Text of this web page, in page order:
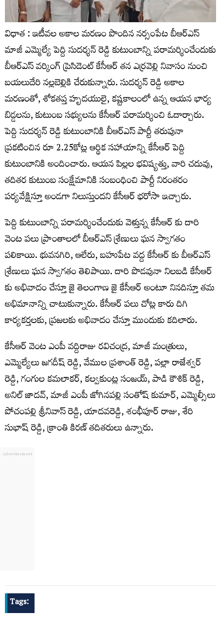
విధాత : ఇటీవల అకాల మరణం పొందిన నర్సంపేట బీఆర్ఎస్
మాజీ ఎమ్మెల్యే పెద్ది సుదర్శన్ రెడ్డి కుటుంబాన్ని పరామర్శించేందుకు
బీఆర్ఎస్ వర్కింగ్ ప్రెసిడెంట్ కేసీఆర్ తన ఎర్రవెల్లి నివాసం నుంచి
బయలుదేరి నల్లబెల్లికి చేరుకున్నారు. సుదర్శన్ రెడ్డి అకాల
మరణంతో, శోకతప్త హృదయులై, కష్టకాలంలో ఉన్న ఆయన భార్య
బిడ్డలను, కుటుంబ సభ్యులను కేసీఆర్ పరామర్శించి ఓదార్చారు.
పెద్ది సుదర్శన్ రెడ్డి కుటుంబానికి బీఆర్ఎస్ పార్టీ తరుపునా
ప్రకటించిన రూ 2.25కోట్ల ఆర్థిక సహాయాన్ని కేసీఆర్ పెద్ది
కుటుంబానికి అందించారు. ఆయన పిల్లల భవిష్యత్తు, వారి చదువు,
తదితర కుటుంబ సంక్షేమానికి సంబంధించి పార్టీ నిరంతరం
పర్యవేక్షిస్తూ అండగా నిలుస్తుందని కేసీఆర్‌ భరోసా ఇచ్చారు.
పెద్ది కుటుంబాన్ని పరామర్శించేందుకు వెళ్తున్న కేసీఆర్ కు దారి
వెంట పలు ప్రాంతాలలో బీఆర్ఎస్ శ్రేణులు ఘన స్వాగతం
పలికాయి. భువనగిరి, ఆలేరు, బహుపేట వద్ద కేసీఆర్ కు బీఆర్ఎస్
శ్రేణులు ఘన స్వాగతం తెలిపాయి. దారి పొడవునా నిలబడి కేసీఆర్
కు అభివాదం చేస్తూ జై తెలంగాణ జై కేసీఆర్ అంటూ నినదిస్తూ తమ
అభిమానాన్ని చాటుకున్నారు. కేసీఆర్ పలు చోట్ల కారు దిగి
కార్యకర్తలకు, ప్రజలకు అభివాదం చేస్తూ ముందుకు కదిలారు.
కేసీఆర్ వెంట ఎంపీ వద్దిరాజు రవిచంద్ర, మాజీ మంత్రులు,
ఎమ్మెల్యేలు జగదీష్ రెడ్డి, వేముల ప్రశాంత్ రెడ్డి, పల్లా రాజేశ్వర్
రెడ్డి, గంగుల కమలాకర్, కల్వకుంట్ల సంజయ్, పాడి కౌశిక్ రెడ్డి,
అనిల్ జాదవ్, మాజీ ఎంపీ జోగినపల్లి సంతోష్ కుమార్, ఎమ్మెల్సీలు
పోచంపల్లి శ్రీనివాస్ రెడ్డి, యాదవరెడ్డి, శంభీపూర్ రాజు, శేరి
సుభాష్ రెడ్డి, క్రాంతి కిరణ్ తదితరులు ఉన్నారు.
Tags: